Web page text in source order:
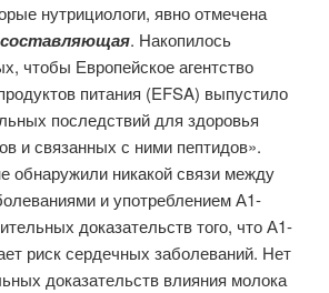
нутрициологи, явно отмечена
. Накопилось
чтобы Европейское агентство
питания (EFSA) выпустило
последствий для здоровья
и связанных с ними пептидов».
обнаружили никакой связи между
и употреблением А1-
доказательств того, что А1-
риск сердечных заболеваний. Нет
доказательств влияния молока